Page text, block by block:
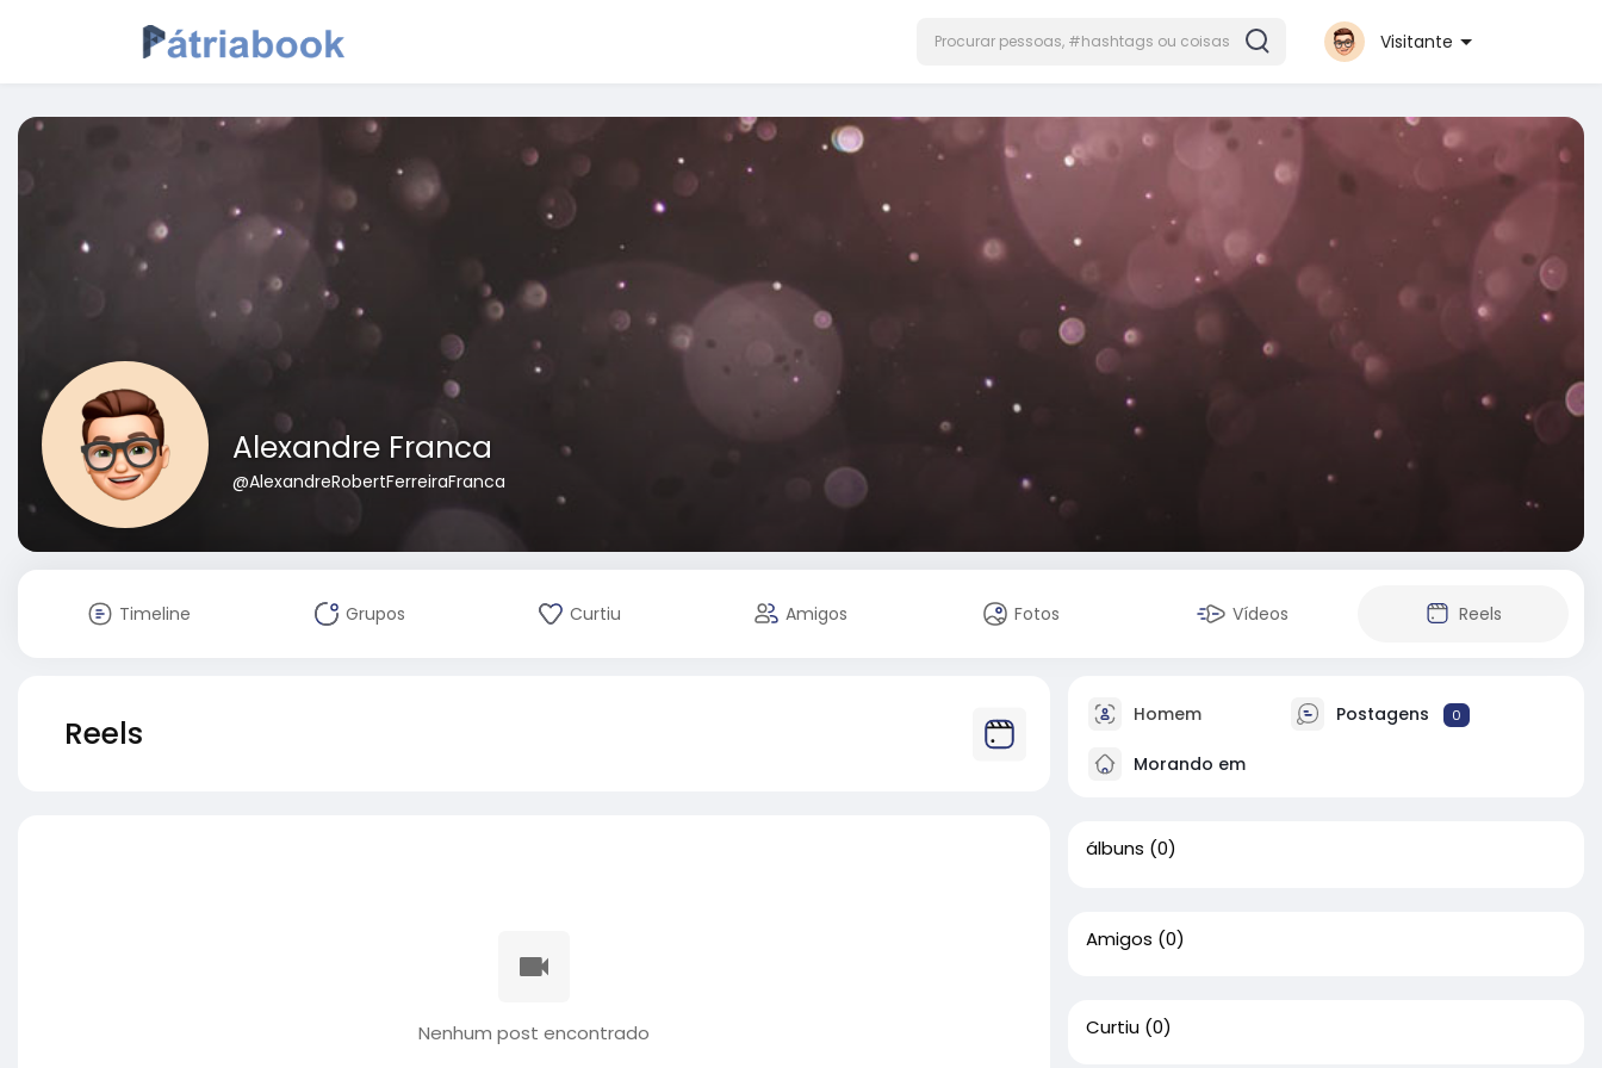
Visitante
Alexandre Franca
@AlexandreRobertFerreiraFranca
Timeline Grupos Curtiu Amigos Fotos Vídeos Reels
Reels
Nenhum post encontrado
Homem Postagens 0
Morando em
álbuns (0)
Amigos (0)
Curtiu (0)